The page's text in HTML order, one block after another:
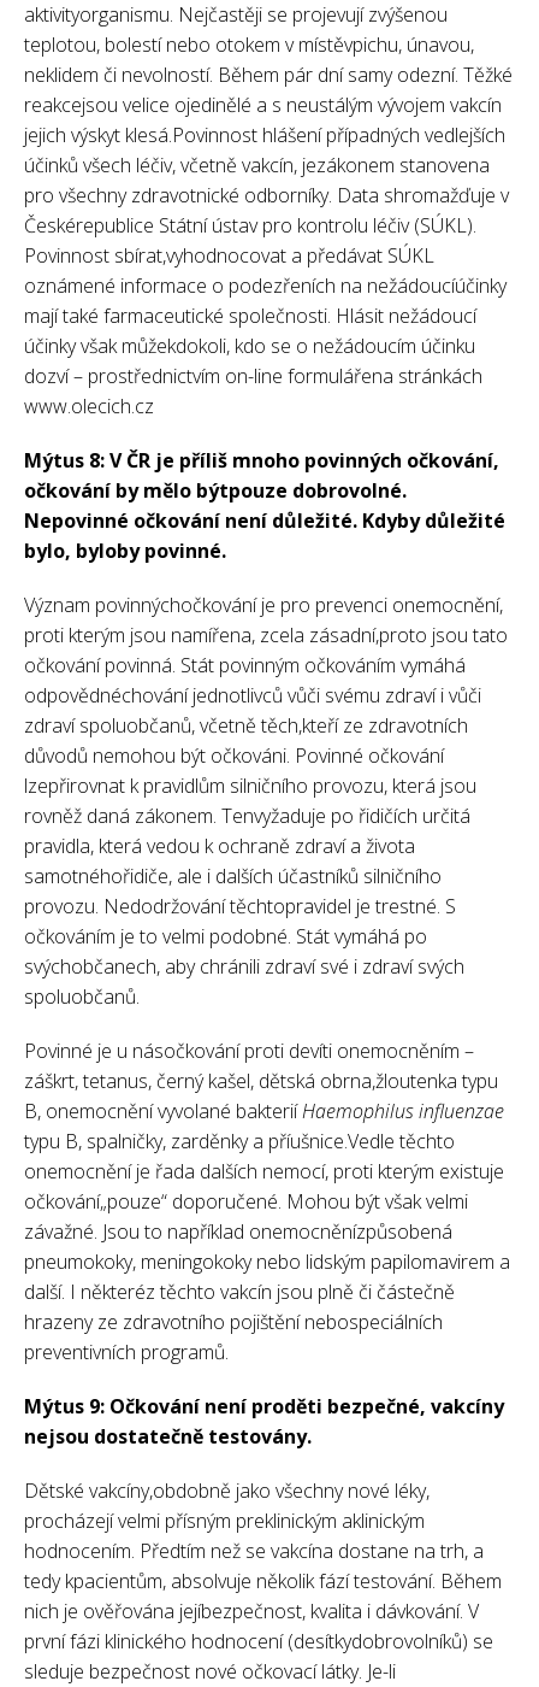
aktivityorganismu. Nejčastěji se projevují zvýšenou
teplotou, bolestí nebo otokem v místěvpichu, únavou,
neklidem či nevolností. Během pár dní samy odezní. Těžké
reakcejsou velice ojedinělé a s neustálým vývojem vakcín
jejich výskyt klesá.Povinnost hlášení případných vedlejších
účinků všech léčiv, včetně vakcín, jezákonem stanovena
pro všechny zdravotnické odborníky. Data shromažďuje v
Českérepublice Státní ústav pro kontrolu léčiv (SÚKL).
Povinnost sbírat,vyhodnocovat a předávat SÚKL
oznámené informace o podezřeních na nežádoucíúčinky
mají také farmaceutické společnosti. Hlásit nežádoucí
účinky však můžekdokoli, kdo se o nežádoucím účinku
dozví – prostřednictvím on-line formulářena stránkách
www.olecich.cz
Mýtus 8: V ČR je příliš mnoho povinných očkování,
očkování by mělo býtpouze dobrovolné.
Nepovinné očkování není důležité. Kdyby důležité
bylo, byloby povinné.
Význam povinnýchočkování je pro prevenci onemocnění,
proti kterým jsou namířena, zcela zásadní,proto jsou tato
očkování povinná. Stát povinným očkováním vymáhá
odpovědnéchování jednotlivců vůči svému zdraví i vůči
zdraví spoluobčanů, včetně těch,kteří ze zdravotních
důvodů nemohou být očkováni. Povinné očkování
lzepřirovnat k pravidlům silničního provozu, která jsou
rovněž daná zákonem. Tenvyžaduje po řidičích určitá
pravidla, která vedou k ochraně zdraví a života
samotnéhořidiče, ale i dalších účastníků silničního
provozu. Nedodržování těchtopravidel je trestné. S
očkováním je to velmi podobné. Stát vymáhá po
svýchobčanech, aby chránili zdraví své i zdraví svých
spoluobčanů.
Povinné je u násočkování proti devíti onemocněním –
záškrt, tetanus, černý kašel, dětská obrna,žloutenka typu
B, onemocnění vyvolané bakteriíHaemophilus influenzae
typu B, spalničky, zarděnky a příušnice.Vedle těchto
onemocnění je řada dalších nemocí, proti kterým existuje
očkování„pouze“ doporučené. Mohou být však velmi
závažné. Jsou to například onemocněnízpůsobená
pneumokoky, meningokoky nebo lidským papilomavirem a
další. I některéz těchto vakcín jsou plně či částečně
hrazeny ze zdravotního pojištění nebospeciálních
preventivních programů.
Mýtus 9: Očkování není proděti bezpečné, vakcíny
nejsou dostatečně testovány.
Dětské vakcíny,obdobně jako všechny nové léky,
procházejí velmi přísným preklinickým aklinickým
hodnocením. Předtím než se vakcína dostane na trh, a
tedy kpacientům, absolvuje několik fází testování. Během
nich je ověřována jejíbezpečnost, kvalita i dávkování. V
první fázi klinického hodnocení (desítkydobrovolníků) se
sleduje bezpečnost nové očkovací látky. Je-li